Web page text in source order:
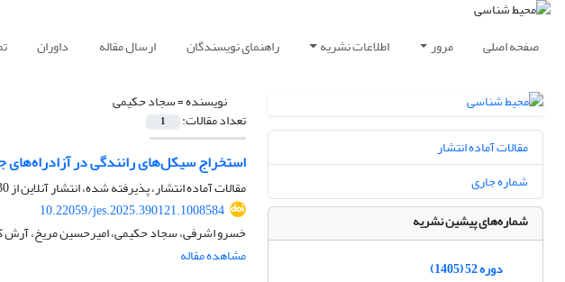
صفحه اصلی مرور اطلاعات نشریه راهنمای نویسندگان ارسال مقاله داوران
نویسنده =سجاد حکیمی
تعداد مقالات: 1
استخراج سیکل‌های رانندگی در آزادراه‌های
مقالات آماده انتشار، پذیرفته شده، انتشار آنلاین از30
10.22059/jes.2025.390121.1008584
خسرو اشرفی، سجاد حکیمی، امیرحسین مریخ، آرش
مشاهده مقاله
مقالات آماده انتشار
شماره جاری
شماره‌های پیشین نشریه
دوره 52 (1405)